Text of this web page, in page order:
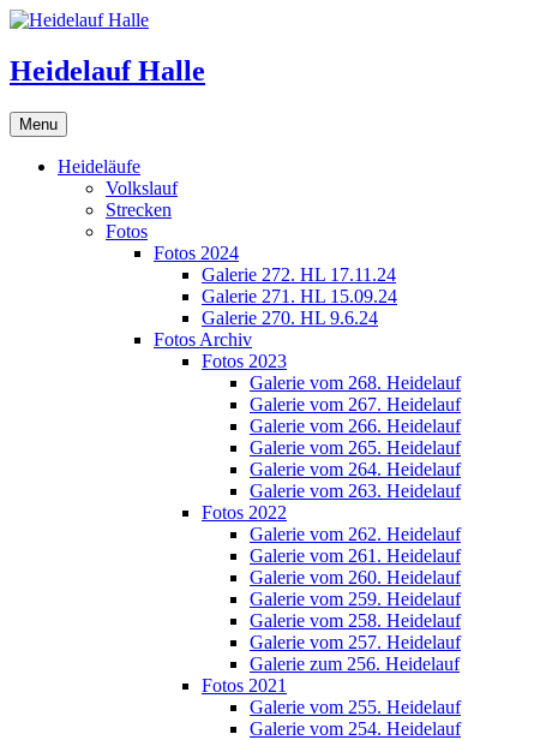
Skip
content
Heidelauf Halle
Menu
Heideläufe
Volkslauf
Strecken
Fotos
Fotos 2024
Galerie 272. HL 17.11.24
Galerie 271. HL 15.09.24
Galerie 270. HL 9.6.24
Fotos Archiv
Fotos 2023
Galerie vom 268. Heidelauf
Galerie vom 267. Heidelauf
Galerie vom 266. Heidelauf
Galerie vom 265. Heidelauf
Galerie vom 264. Heidelauf
Galerie vom 263. Heidelauf
Fotos 2022
Galerie vom 262. Heidelauf
Galerie vom 261. Heidelauf
Galerie vom 260. Heidelauf
Galerie vom 259. Heidelauf
Galerie vom 258. Heidelauf
Galerie vom 257. Heidelauf
Galerie zum 256. Heidelauf
Fotos 2021
Galerie vom 255. Heidelauf
Galerie vom 254. Heidelauf